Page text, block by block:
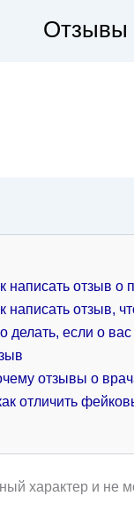
Отзывы
написать отзыв о
написать отзыв,
делать, если о
отзывы о
отличить
характер и не